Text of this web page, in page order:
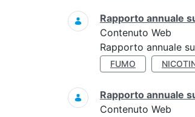
Rapporto annuale
Contenuto Web
Rapporto annuale
FUMO
Rapporto annuale
Contenuto Web